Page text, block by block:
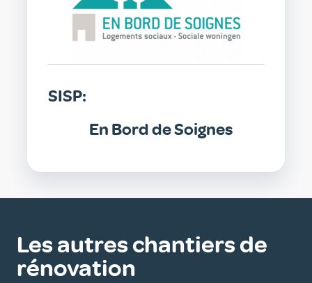
SISP:
En Bord de Soignes
Les autres chantiers de
rénovation